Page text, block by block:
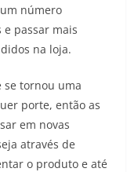
número
passar mais
na loja.
se tornou uma
porte, então as
em novas
através de
o produto e até